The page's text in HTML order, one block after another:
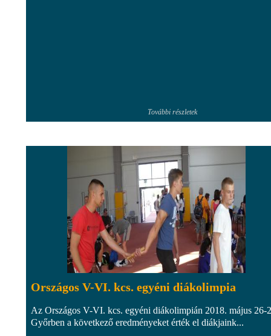
További részletek
Országos V-VI. kcs. egyéni diákolimpia
Az Országos V-VI. kcs. egyéni diákolimpián 2018. május 26-
Győrben a következő eredményeket érték el diákjaink...